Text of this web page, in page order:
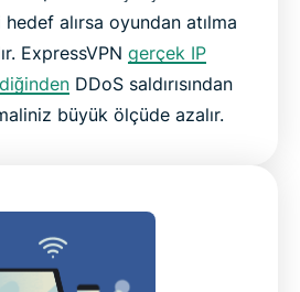
alırsa oyundan atılma
ExpressVPN gerçek IP
DDoS saldırısından
büyük ölçüde azalır.